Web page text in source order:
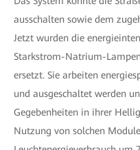
ausschalten sowie dem
Jetzt wurden die
Starkstrom-Natrium-
ersetzt. Sie arbeiten
und ausgeschaltet werden
Gegebenheiten in ihrer
Nutzung von solchen